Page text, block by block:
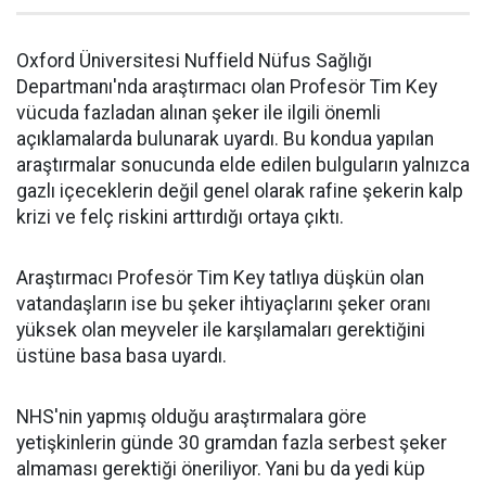
Oxford Üniversitesi Nuffield Nüfus Sağlığı
Departmanı'nda araştırmacı olan Profesör Tim Key
vücuda fazladan alınan şeker ile ilgili önemli
açıklamalarda bulunarak uyardı. Bu kondua yapılan
araştırmalar sonucunda elde edilen bulguların yalnızca
gazlı içeceklerin değil genel olarak rafine şekerin kalp
krizi ve felç riskini arttırdığı ortaya çıktı.
Araştırmacı Profesör Tim Key tatlıya düşkün olan
vatandaşların ise bu şeker ihtiyaçlarını şeker oranı
yüksek olan meyveler ile karşılamaları gerektiğini
üstüne basa basa uyardı.
NHS'nin yapmış olduğu araştırmalara göre
yetişkinlerin günde 30 gramdan fazla serbest şeker
almaması gerektiği öneriliyor. Yani bu da yedi küp